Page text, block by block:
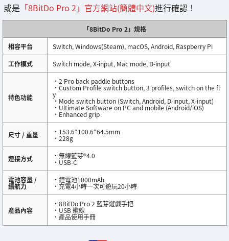
或是 「8BitDo Pro 2」官方網站(簡體中文)進行確認！
「8BitDo Pro 2」規格
相容平台
Switch, Windows(Steam), macOS, Android, Raspberry Pi
工作模式
Switch mode, X-input, Mac mode, D-input
特色功能
・2 Pro back paddle buttons
・Custom Profile switch button, 3 profiles, switch on the fl
y
・Mode switch button (Switch, Android, D-input, X-input)
・Ultimate Software on PC and mobile (Android/iOS)
・Enhanced grip
尺寸 / 重量 ・153.6*100.6*64.5mm
・228g
連接方式 ・無線藍芽®4.0
・USB-C
電池容量 /
續航力
・鋰電池1000mAh
・充電4小時一次可遊玩20小時
產品內容
・8BitDo Pro 2 藍芽遊戲手把
・USB 纜線
・產品使用手冊